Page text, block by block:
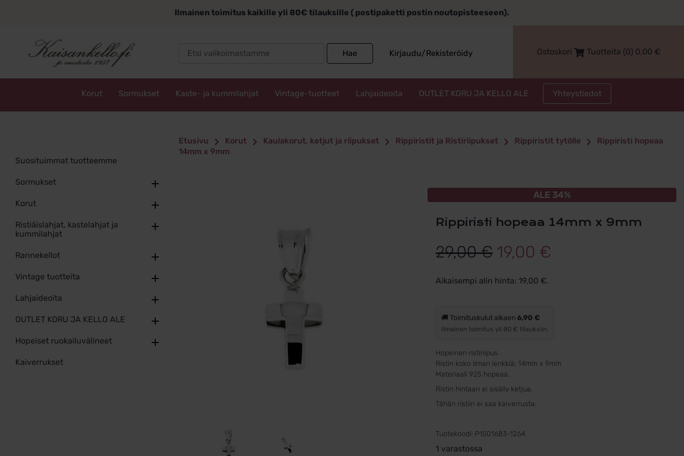
Ilmainen toimitus kaikille yli 80€ tilauksille ( postipaketti postin noutopisteeseen).
Hae Kirjaudu/Rekisteröidy Ostoskori Tuotteita (0) 0,00 €
Korut Sormukset Kaste- ja kummilahjat Vintage-tuotteet Lahjaideoita OUTLET KORU JA KELLO ALE Yhteystiedot
Suosituimmat tuotteemme
Sormukset
Korut
Ristiäislahjat, kastelahjat ja
kummilahjat
Rannekellot
Vintage tuotteita
Lahjaideoita
OUTLET KORU JA KELLO ALE
Hopeiset ruokailuvälineet
Kaiverrukset
Etusivu Korut Kaulakorut, ketjut ja riipukset Rippiristit ja Ristiriipukset Rippiristit tytölle
Rippiristi hopeaa
14mm x 9mm
ALE 34%
Rippiristi hopeaa 14mm x 9mm
29,00€ Alkuperäinen
hinta
29,00 €.
19,00 €
Aikaisempi alin hinta: 19,00 €.
🚚 Toimituskulut alkaen6,90 €
Ilmainen toimitus yli 80 € tilauksiin.
Hopeinen ristiriipus.
Ristin koko ilman lenkkiä: 14mm x 9mm
Materiaali 925 hopeaa.
Ristin hintaan ei sisälly ketjua.
Tähän ristiin ei saa kaiverrusta.
Tuotekoodi: P1501683-1264
1 varastossa